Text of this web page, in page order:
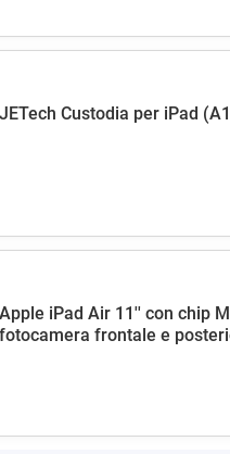
JETech Custodia per iPad
Apple iPad Air 11'' con chip
fotocamera frontale e